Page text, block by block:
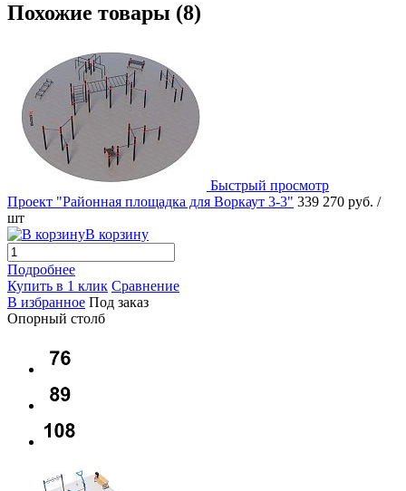
Похожие товары (8)
Быстрый просмотр
Проект "Районная площадка для Воркаут 3-3" 339 270 руб. /
шт
В корзину
Подробнее
Купить в 1 клик Сравнение
В избранное Под заказ
Опорный столб